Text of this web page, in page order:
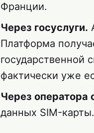
Франции.
Через госуслуги.
Платформа
государственной
фактически уже
Через оператора
данных SIM-